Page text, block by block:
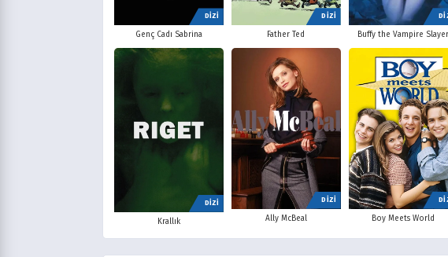
DİZİ
Genç Cadı Sabrina
DİZİ
Father Ted Buffy the Vampire Slayer
DİZİ
Krallık
DİZİ
Ally McBeal Boy Meets World